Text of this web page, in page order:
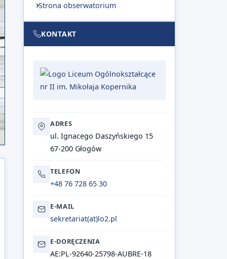
Strona obserwatorium
KONTAKT
ADRES
ul. Ignacego Daszyńskiego 15
67-200 Głogów
TELEFON
+48 76 728 65 30
E-MAIL
sekretariat(at)lo2.pl
E-DORĘCZENIA
AE:PL-92640-25798-AUBRE-18